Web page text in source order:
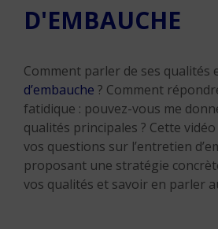
D'EMBAUCHE
Comment parler de ses qualités
d’embauche ? Comment
fatidique : pouvez-vous me
qualités principales ? Cette
vos questions sur l’entretien
proposant une stratégie
vos qualités et savoir en parler